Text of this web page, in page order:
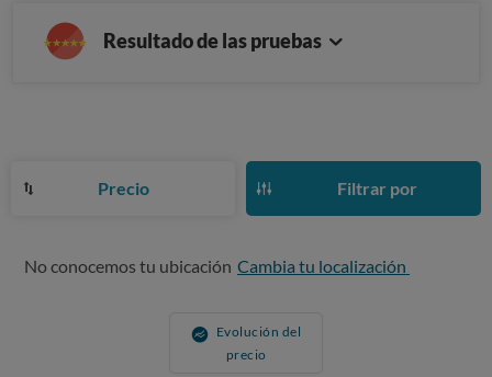
Resultado de las pruebas
Precio Filtrar por
No conocemos tu ubicación Cambia tu localización
Evolución del
precio